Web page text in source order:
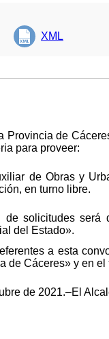
XML
Provincia de
para proveer:
de Obras y
en turno libre.
de solicitudes
del Estado».
a esta
de Cáceres» y en
de 2021.–El